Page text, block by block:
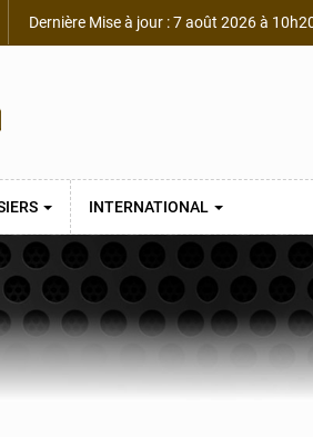
Dernière Mise à jour : 7 août 2026 à
INTERNATIONAL